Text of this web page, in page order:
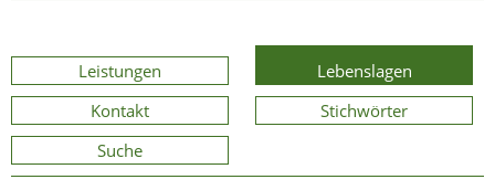
Leistungen
Lebenslagen
Kontakt
Stichwörter
Suche